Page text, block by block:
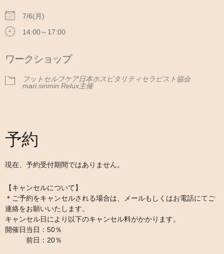
7/6(月)
14:00～17:00
ワークショップ
フットセルフケア日本ホスピタリティセラピスト協会
mari.sinmin Relux主催
予約
現在、予約受付期間ではありません。
【キャンセルについて】
＊ご予約をキャンセルされる場合は、メールもしくはお電話にてご
連絡をお願いいたします。
キャンセル日により以下のキャンセル料がかかります。
開催日当日：50％
前日：20％